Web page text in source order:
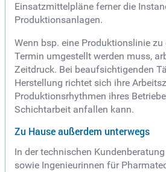
Einsatzmittelpläne ferner die
Produktionsanlagen.
Wenn bsp. eine Produktionslinie
Termin umgestellt werden muss,
Zeitdruck. Bei beaufsichtigenden
Herstellung richtet sich ihre
Produktionsrhythmen ihres
Schichtarbeit anfallen kann.
Zu Hause außerdem unterwegs
In der technischen
sowie Ingenieurinnen für